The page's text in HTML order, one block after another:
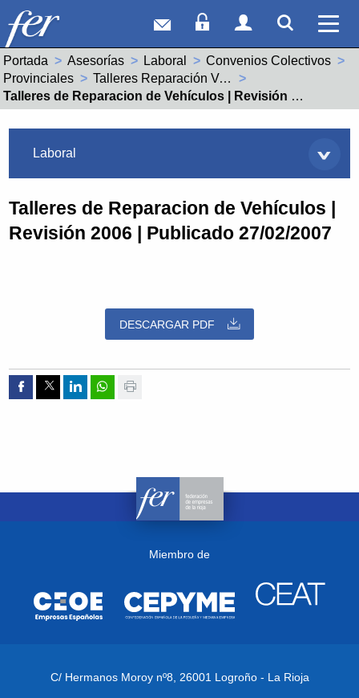
Correo webAcceso Socios
Acceso
Ver
Portada Asesorías Laboral
Convenios Colectivos
Provinciales
Talleres Reparación Vehiculos (26000395011982)
Actual:
Talleres de Reparacion de Vehículos | Revisión 2006 | Publicado 27/02/2007
Laboral
Talleres de Reparacion de Vehículos |
Revisión 2006 | Publicado 27/02/2007
DESCARGAR PDF
Compartir por Facebook
Compartir por Twitter
Compartir por Linkedin
Compartir por whatsapp
Imprimir
Miembro de
C/ Hermanos Moroy nº8, 26001 Logroño - La Rioja